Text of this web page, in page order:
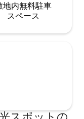
地内無料駐⁠車
ス⁠ペ⁠ー⁠ス